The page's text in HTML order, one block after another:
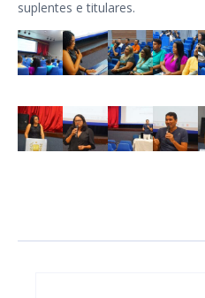
suplentes e titulares.